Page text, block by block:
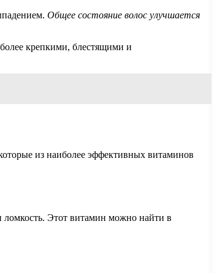
Общее состояние волос улучшается
крепкими, блестящими и
из наиболее эффективных витаминов
ломкость. Этот витамин можно найти в